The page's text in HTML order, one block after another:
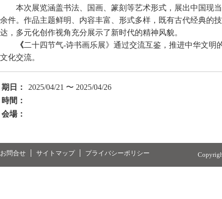
本次展览涵盖书法、国画、篆刻等艺术形式，展出中国现
余件。作品主题鲜明、内容丰富、形式多样，既有古代经典的
达，多元化创作视角充分展示了新时代的精神风貌。
《二十四节气-诗书画乐展》通过交流互鉴，推进中华文明
文化交流。
期日：
2025/04/21 〜 2025/04/26
時間：
会場：
お問合せ サイトマップ プライバシーポリシー